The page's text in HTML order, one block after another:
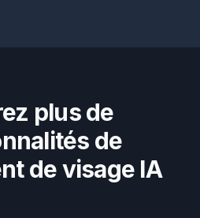
plus de
de
de visage IA